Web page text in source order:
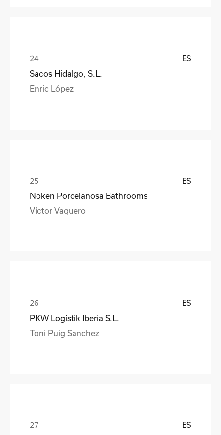
ES
Sacos Hidalgo, S.L.
Enric López
ES
Noken Porcelanosa Bathrooms
Víctor Vaquero
ES
PKW Logístik Iberia S.L.
Toni Puig Sanchez
ES